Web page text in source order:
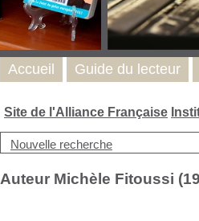
Site de l'Alliance Française
Nouvelle recherche
Auteur Michèle Fitoussi
Accueil Guide du lecteur